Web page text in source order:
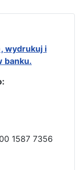
wydrukuj i
banku.
1587 7356